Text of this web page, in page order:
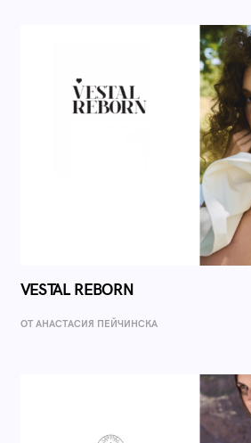
VESTAL REBORN
ОТ AНАСТАСИЯ ПЕЙЧИНСКА